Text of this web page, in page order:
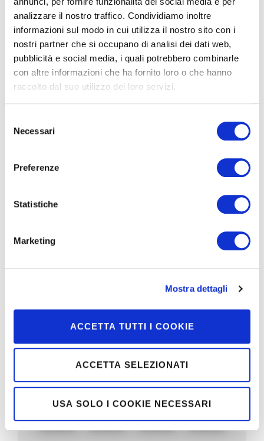
analizzare il nostro traffico. Condividiamo inoltre
informazioni sul modo in cui utilizza il nostro sito con i
nostri partner che si occupano di analisi dei dati web,
pubblicità e social media, i quali potrebbero combinarle
con altre informazioni che ha fornito loro o che hanno
raccolto dal suo utilizzo dei loro servizi.
delNecessari
Preferenze
Statistiche
Marketing
Mostra dettagli
ACCETTA TUTTI I COOKIE
ACCETTA SELEZIONATI
USA SOLO I COOKIE NECESSARI
La rubrica di Pepitosa
Mondo Moretti